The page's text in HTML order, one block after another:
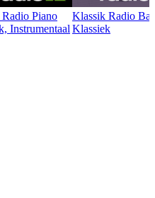
Piano
Instrumentaal
Klassik Radio
Klassiek